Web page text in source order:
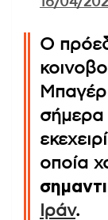
Ο
Μπαγέρ
σήμερα
οποία
Ιράν.